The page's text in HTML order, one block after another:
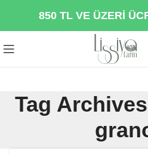
850 TL VE ÜZERİ
Tag